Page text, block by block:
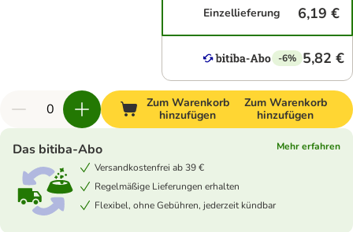
Einzellieferung 6,19 €
-6% 5,82 €
Zum Warenkorb
hinzufügen
Zum Warenkorb
hinzufügen
Das bitiba-Abo
Mehr erfahren
Versandkostenfrei ab 39 €
Regelmäßige Lieferungen erhalten
Flexibel, ohne Gebühren, jederzeit kündbar